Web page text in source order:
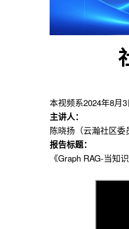
用
联
本视频系2024年8月
主讲人：
陈晓扬（云瀚社区委
报告标题：
《Graph RAG-当知